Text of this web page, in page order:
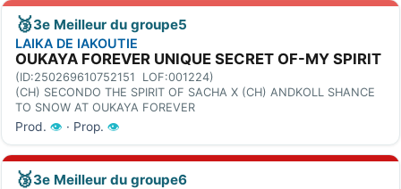
🥉3e Meilleur du groupe5
LAIKA DE IAKOUTIE
OUKAYA FOREVER UNIQUE SECRET OF-MY SPIRIT
(ID:250269610752151 LOF:001224)
(CH) SECONDO THE SPIRIT OF SACHA X (CH) ANDKOLL SHANCE
TO SNOW AT OUKAYA FOREVER
Prod. 👁 · Prop. 👁
🥉3e Meilleur du groupe6